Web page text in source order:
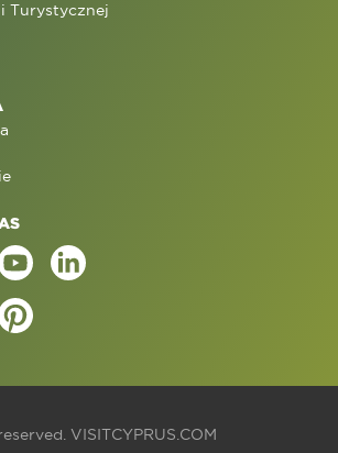
Turystycznej
VISITCYPRUS.COM